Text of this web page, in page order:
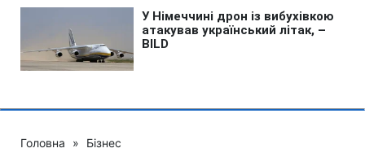
Головна » Бізнес